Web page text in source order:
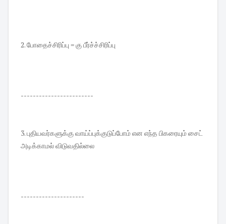
2. போதைச்சிரிப்பு = கு பீர்ச்ச்சிரிப்பு
------------------------
3. புதியவர்களுக்கு வாய்ப்புக்குடுப்போம் என எந்த பிகரையும் சைட்
அடிக்காமல் விடுவதில்லை
---------------------